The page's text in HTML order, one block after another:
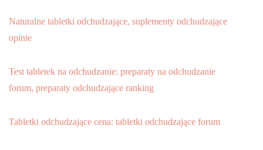
Naturalne tabletki odchudzające, suplementy odchudzające
opinie
Test tabletek na odchudzanie: preparaty na odchudzanie
forum, preparaty odchudzające ranking
Tabletki odchudzające cena: tabletki odchudzające forum